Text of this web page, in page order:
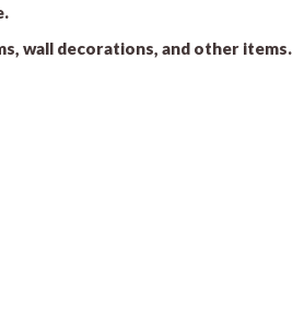
wall decorations, and other items.